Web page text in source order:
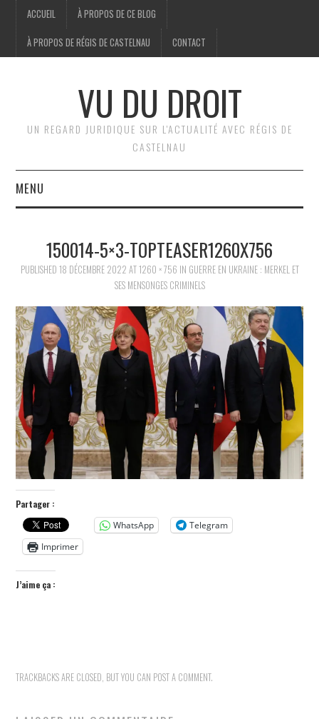
ACCUEIL À PROPOS DE CE BLOG
À PROPOS DE RÉGIS DE CASTELNAU CONTACT
VU DU DROIT
UN REGARD JURIDIQUE SUR L'ACTUALITÉ AVEC RÉGIS DE
CASTELNAU
MENU
BRÈVES
POLITIQUE
HISTOIRE
CULTURE
SPORT
150014-5×3-TOPTEASER1260X756
PUBLISHED 18 DÉCEMBRE 2022 AT1260 × 756 IN GUERRE EN UKRAINE : MERKEL ET
SES MENSONGES CRIMINELS
Partager :
WhatsApp
Telegram
Imprimer
J’aime ça :
TRACKBACKS ARE CLOSED, BUT YOU CAN POST A COMMENT.